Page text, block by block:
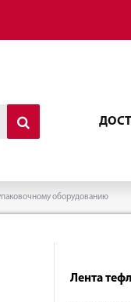
оборудованию
Лента